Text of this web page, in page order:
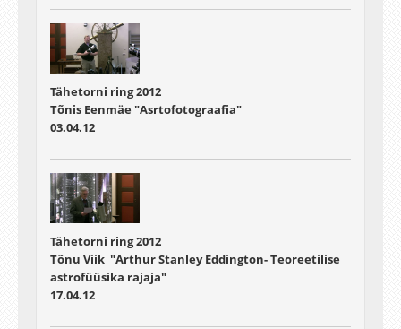
Tähetorni ring 2012
Tõnis Eenmäe "Asrtofotograafia"
03.04.12
Tähetorni ring 2012
Tõnu Viik "Arthur Stanley Eddington- Teoreetilise
astrofüüsika rajaja"
17.04.12